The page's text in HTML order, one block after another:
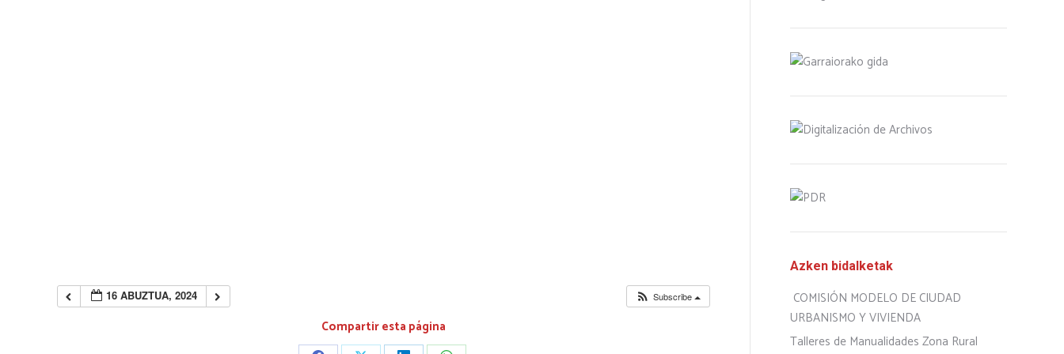
16 ABUZTUA, 2024 Subscribe
Compartir esta página
Azken bidalketak
COMISIÓN MODELO DE CIUDAD
URBANISMO Y VIVIENDA
Talleres de Manualidades Zona Rural